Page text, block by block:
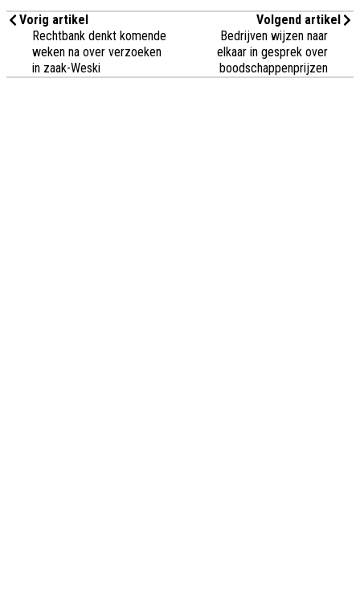
Vorig artikel
Rechtbank denkt komende
weken na over verzoeken
in zaak-Weski
Volgend artikel
Bedrijven wijzen naar
elkaar in gesprek over
boodschappenprijzen